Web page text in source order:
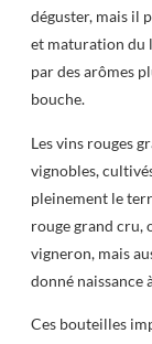
déguster, mais il
et maturation du
par des arômes
bouche.
Les vins rouges
vignobles,
pleinement le
rouge grand cru,
vigneron, mais
donné naissance
Ces bouteilles